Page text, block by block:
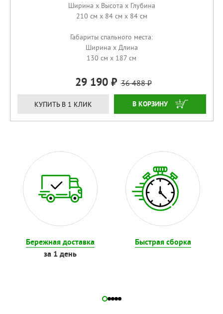
Ширина x Высота x Глубина
210 см x 84 см x 84 см
Габариты спального места:
Ширина x Длина
130 см x 187 см
29 190 36 488
КУПИТЬ В 1 КЛИК КУПИТЬ
Бережная доставка
за 1 день
Быстрая сборка